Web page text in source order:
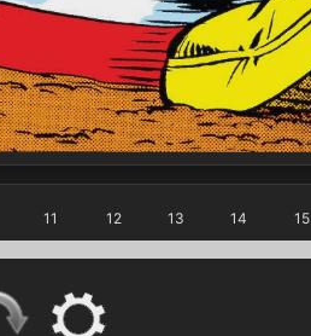
11 12 13 14 15